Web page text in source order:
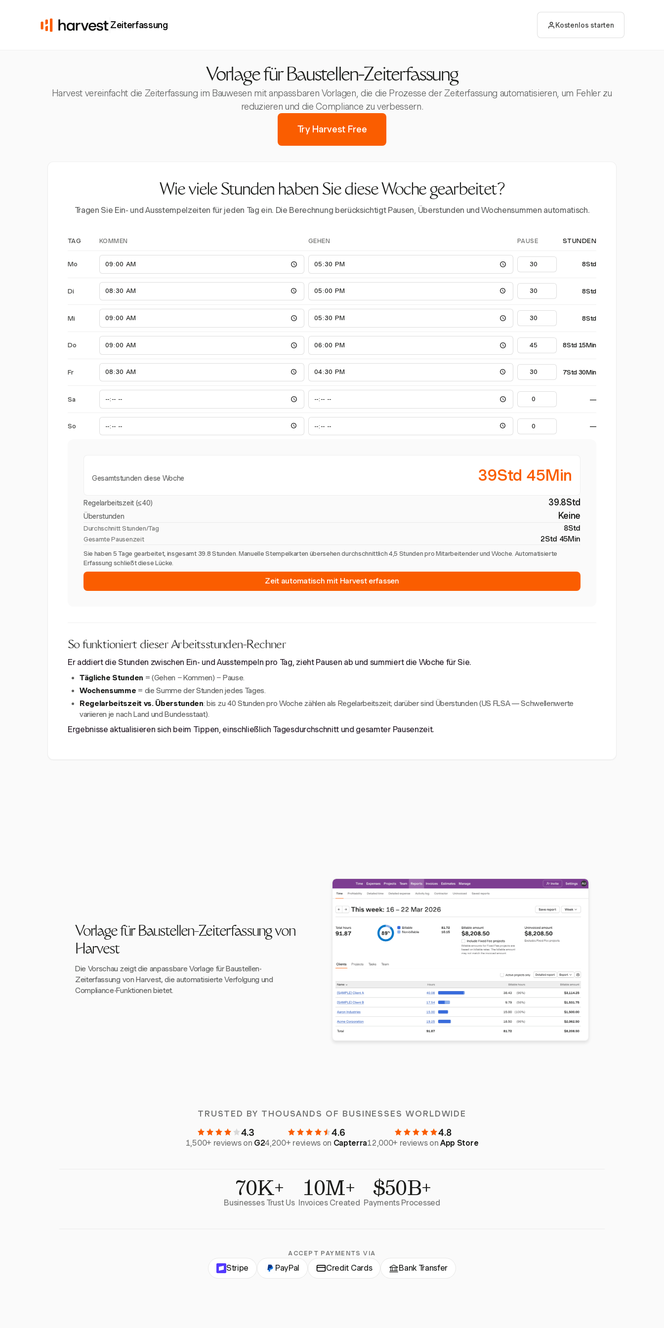
Zeiterfassung Kostenlos starten
Vorlage für Baustellen-Zeiterfassung
Harvest vereinfacht die Zeiterfassung im Bauwesen mit anpassbaren Vorlagen, die die Prozesse der Zeiterfassung automatisieren, um Fehler zu
reduzieren und die Compliance zu verbessern.
Try Harvest Free
Wie viele Stunden haben Sie diese Woche gearbeitet?
Tragen Sie Ein- und Ausstempelzeiten für jeden Tag ein. Die Berechnung berücksichtigt Pausen, Überstunden und Wochensummen automatisch.
TAG KOMMEN GEHEN PAUSE STUNDEN
Mo 8Std
Di 8Std
Mi 8Std
Do 8Std 15Min
Fr 7Std 30Min
Sa —
So —
Gesamtstunden diese Woche 39Std 45Min
Regelarbeitszeit (≤40) 39.8Std
Überstunden Keine
Durchschnitt Stunden/Tag 8Std
Gesamte Pausenzeit 2Std 45Min
Sie haben 5 Tage gearbeitet, insgesamt 39.8 Stunden. Manuelle Stempelkarten übersehen durchschnittlich 4,5 Stunden pro Mitarbeitender und Woche. Automatisierte
Erfassung schließt diese Lücke.
Zeit automatisch mit Harvest erfassen
So funktioniert dieser Arbeitsstunden-Rechner
Er addiert die Stunden zwischen Ein- und Ausstempeln pro Tag, zieht Pausen ab und summiert die Woche für Sie.
Tägliche Stunden = (Gehen − Kommen) − Pause.
Wochensumme = die Summe der Stunden jedes Tages.
Regelarbeitszeit vs. Überstunden: bis zu 40 Stunden pro Woche zählen als Regelarbeitszeit; darüber sind Überstunden (US FLSA — Schwellenwerte
variieren je nach Land und Bundesstaat).
Ergebnisse aktualisieren sich beim Tippen, einschließlich Tagesdurchschnitt und gesamter Pausenzeit.
Vorlage für Baustellen-Zeiterfassung von
Harvest
Die Vorschau zeigt die anpassbare Vorlage für Baustellen-
Zeiterfassung von Harvest, die automatisierte Verfolgung und
Compliance-Funktionen bietet.
TRUSTED BY THOUSANDS OF BUSINESSES WORLDWIDE
4.3
1,500+ reviews on G2
4.6
4,200+ reviews on Capterra
4.8
12,000+ reviews onApp Store
70K+
Businesses Trust Us 10M+
Invoices Created $50B+
Payments Processed
ACCEPT PAYMENTS VIA
Stripe PayPal Credit Cards Bank Transfer